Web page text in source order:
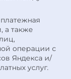
а также
операции с
Яндекса и/
услуг.